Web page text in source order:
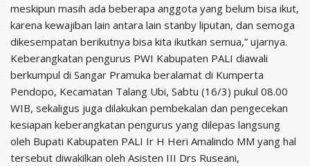
meskipun masih ada beberapa anggota yang belum bisa ikut,
karena kewajiban lain antara lain stanby liputan, dan semoga
dikesempatan berikutnya bisa kita ikutkan semua,” ujarnya.
Keberangkatan pengurus PWI Kabupaten PALI diawali
berkumpul di Sangar Pramuka beralamat di Kumperta
Pendopo, Kecamatan Talang Ubi, Sabtu (16/3) pukul 08.00
WIB, sekaligus juga dilakukan pembekalan dan pengecekan
kesiapan keberangkatan pengurus yang dilepas langsung
oleh Bupati Kabupaten PALI Ir H Heri Amalindo MM yang hal
tersebut diwakilkan oleh Asisten III Drs Ruseani,